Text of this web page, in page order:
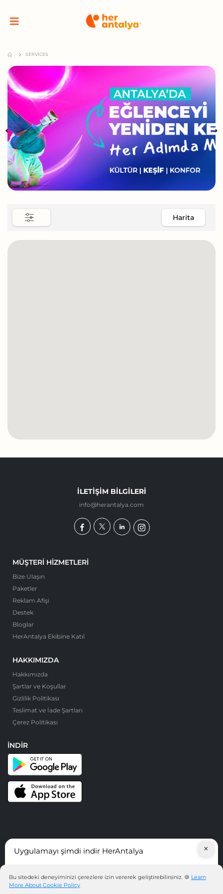
SERVICES
Harita
İLETIŞIM BILGILERI
info@herantalya.com
MÜŞTERI HIZMETLERI
Bize Ulaşın
Paketler
Reklam Afişi
Destek
Bloglar
HerAntalya Ekibine Katıl
HAKKIMIZDA
Hakkımızda
Şartlar ve Koşullar
Gizlilik Politikası
Teslimat ve İade Şartları
Çerez Politikası
İNDIR
© HerAntalya. 2026. Tüm Hakları Saklıdır
Uygulamayı şimdi indir HerAntalya ×
Bu sitedeki deneyiminizi çerezlere izin vererek geliştirebilirsiniz. 🍪 Learn
More About Cookie Policy